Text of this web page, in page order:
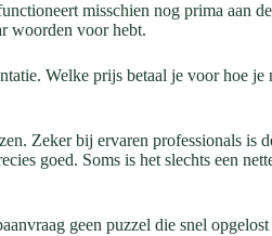
misschien nog prima aan
woorden voor hebt.
Welke prijs betaal je voor hoe
Zeker bij ervaren professionals is
goed. Soms is het slechts een
geen puzzel die snel